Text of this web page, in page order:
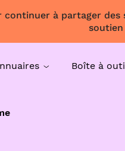
à partager
soutien
Boîte à